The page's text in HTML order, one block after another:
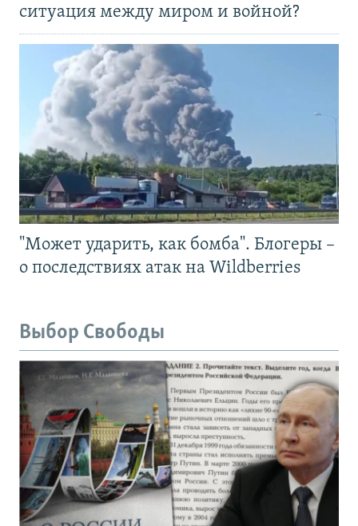
ситуация между миром и войной?
"Может ударить, как бомба". Блогеры –
о последствиях атак на Wildberries
Выбор Свободы